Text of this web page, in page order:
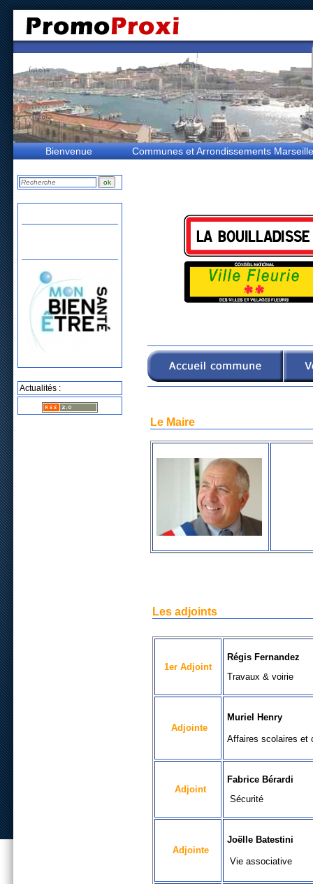
Bienvenue Communes et Arrondissements Marseille
Actualités :
Le Maire
Les adjoints
1er Adjoint
Régis Fernandez
Travaux & voirie
Adjointe
Muriel Henry
Affaires scolaires et
Adjoint
Fabrice Bérardi
Sécurité
Adjointe
Joëlle Batestini
Vie associative